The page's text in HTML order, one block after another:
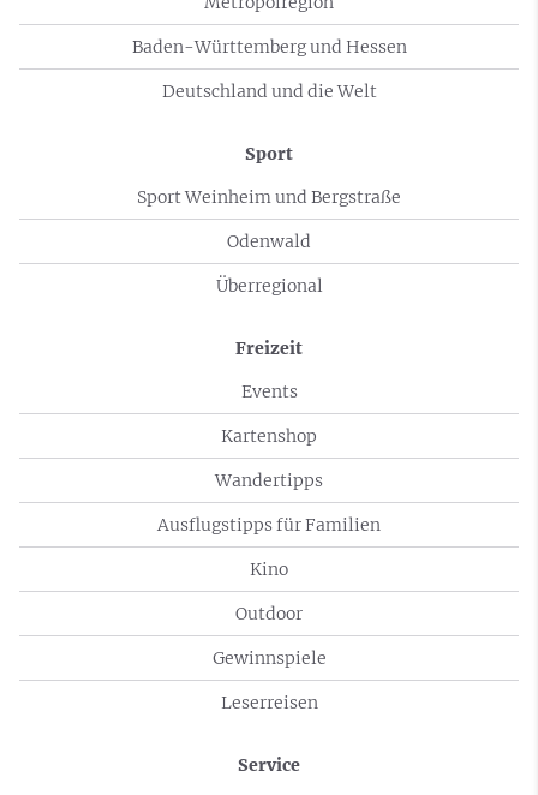
Baden-Württemberg und Hessen
Deutschland und die Welt
Sport
Sport Weinheim und Bergstraße
Odenwald
Überregional
Freizeit
Events
Kartenshop
Wandertipps
Ausflugstipps für Familien
Kino
Outdoor
Gewinnspiele
Leserreisen
Service